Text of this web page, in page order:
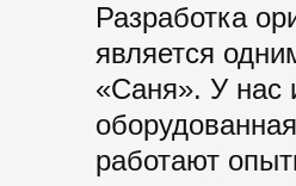
Разработка
является
«Саня». У нас
работают